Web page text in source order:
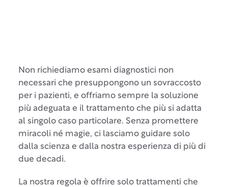
Non richiediamo esami diagnostici non
necessari che presuppongono un sovraccosto
per i pazienti, e offriamo sempre la soluzione
più adeguata e il trattamento che più si adatta
al singolo caso particolare. Senza promettere
miracoli né magie, ci lasciamo guidare solo
dalla scienza e dalla nostra esperienza di più di
due decadi.
La nostra regola è offrire solo trattamenti che